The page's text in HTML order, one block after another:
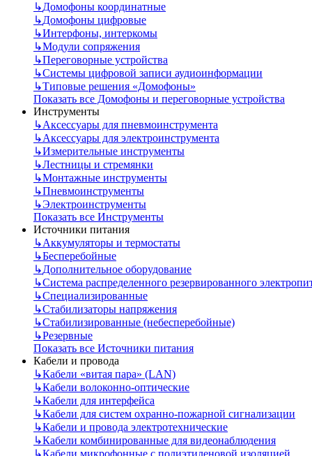
↳Домофоны координатные
↳Домофоны цифровые
↳Интерфоны, интеркомы
↳Модули сопряжения
↳Переговорные устройства
↳Системы цифровой записи аудиоинформации
↳Типовые решения «Домофоны»
Показать все Домофоны и переговорные устройства
Инструменты
↳Аксессуары для пневмоинструмента
↳Аксессуары для электроинструмента
↳Измерительные инструменты
↳Лестницы и стремянки
↳Монтажные инструменты
↳Пневмоинструменты
↳Электроинструменты
Показать все Инструменты
Источники питания
↳Аккумуляторы и термостаты
↳Бесперебойные
↳Дополнительное оборудование
↳Система распределенного резервированного
↳Специализированные
↳Стабилизаторы напряжения
↳Стабилизированные (небесперебойные)
↳Резервные
Показать все Источники питания
Кабели и провода
↳Кабели «витая пара» (LAN)
↳Кабели волоконно-оптические
↳Кабели для интерфейса
↳Кабели для систем охранно-пожарной сигнализации
↳Кабели и провода электротехнические
↳Кабели комбинированные для видеонаблюдения
↳Кабели микрофонные с полиэтиленовой изоляцией